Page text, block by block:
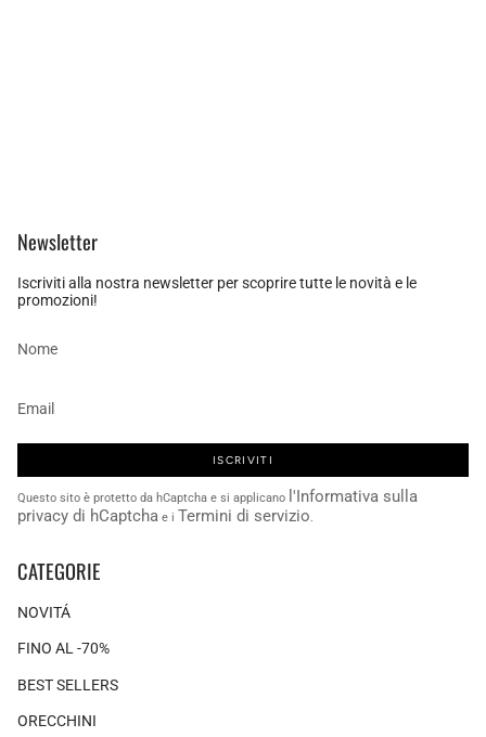
Newsletter
Iscriviti alla nostra newsletter per scoprire tutte le novità e le
promozioni!
ISCRIVITI
Questo sito è protetto da hCaptcha e si applicano l'Informativa sulla
privacy di hCaptcha e i Termini di servizio.
CATEGORIE
NOVITÁ
FINO AL -70%
BEST SELLERS
ORECCHINI